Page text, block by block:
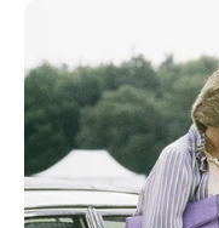
Kerap tampil dengan
Pernah mencoba tren
filmBarbie pada
Baca juga:Biodata,